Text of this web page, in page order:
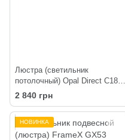
Люстра (светильник
потолочный) Opal Direct C180-
2 White
2 840 грн
НОВИНКА